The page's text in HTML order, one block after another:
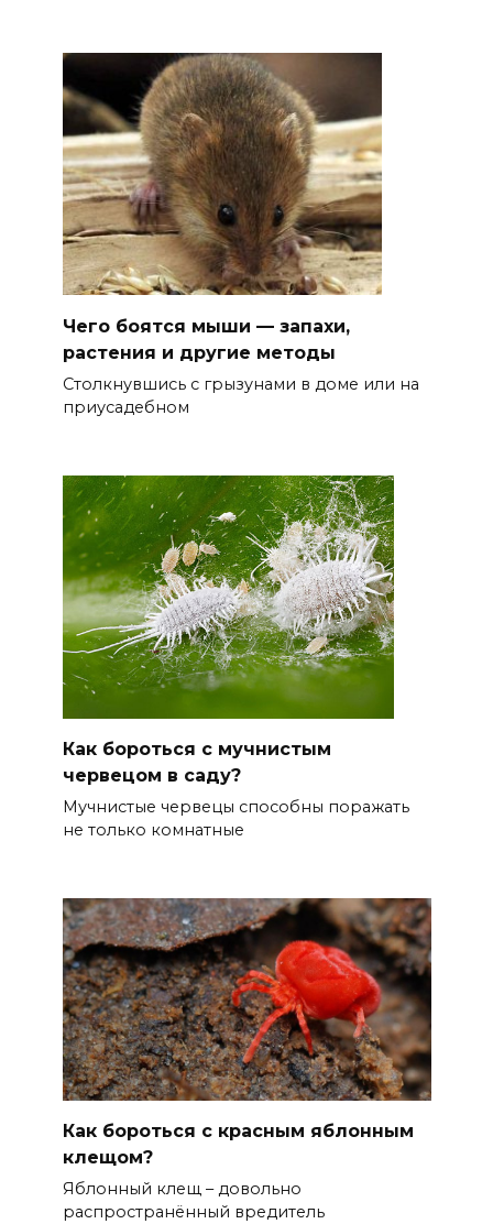
Чего боятся мыши — запахи,
растения и другие методы
Столкнувшись с грызунами в доме или на
приусадебном
Как бороться с мучнистым
червецом в саду?
Мучнистые червецы способны поражать
не только комнатные
Как бороться с красным яблонным
клещом?
Яблонный клещ – довольно
распространённый вредитель